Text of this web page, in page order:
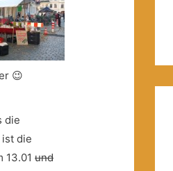
😉
die
die
13.01und